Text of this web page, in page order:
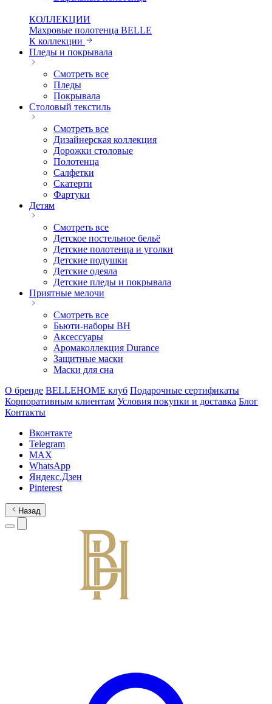
КОЛЛЕКЦИИ
Махровые полотенца BELLE
К коллекции
Пледы и покрывала
Смотреть все
Пледы
Покрывала
Столовый текстиль
Смотреть все
Дизайнерская коллекция
Дорожки столовые
Полотенца
Салфетки
Скатерти
Фартуки
Детям
Смотреть все
Детское постельное бельё
Детские полотенца и уголки
Детские подушки
Детские одеяла
Детские пледы и покрывала
Приятные мелочи
Смотреть все
Бьюти-наборы ВН
Аксессуары
Аромаколлекция Durance
Защитные маски
Маски для сна
О бренде BELLEHOME клуб Подарочные сертификаты
Корпоративным клиентам Условия покупки и доставка Блог
Контакты
Вконтакте
Telegram
MAX
WhatsApp
Яндекс.Дзен
Pinterest
Назад